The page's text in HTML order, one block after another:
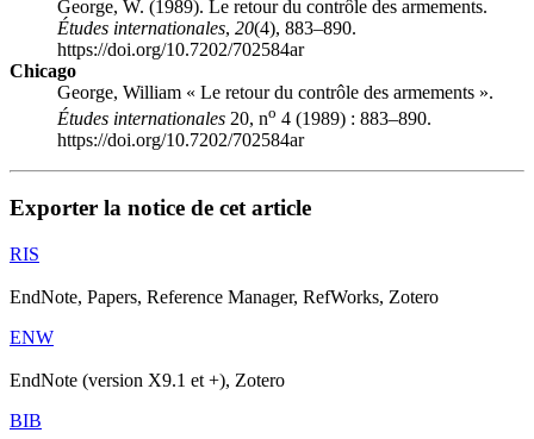
George, W. (1989). Le retour du contrôle des armements.
Études internationales, 20(4), 883–890.
https://doi.org/10.7202/702584ar
Chicago
George, William « Le retour du contrôle des armements ».
Études internationales 20, no 4 (1989) : 883–890.
https://doi.org/10.7202/702584ar
Exporter la notice de cet article
RIS
EndNote, Papers, Reference Manager, RefWorks, Zotero
ENW
EndNote (version X9.1 et +), Zotero
BIB